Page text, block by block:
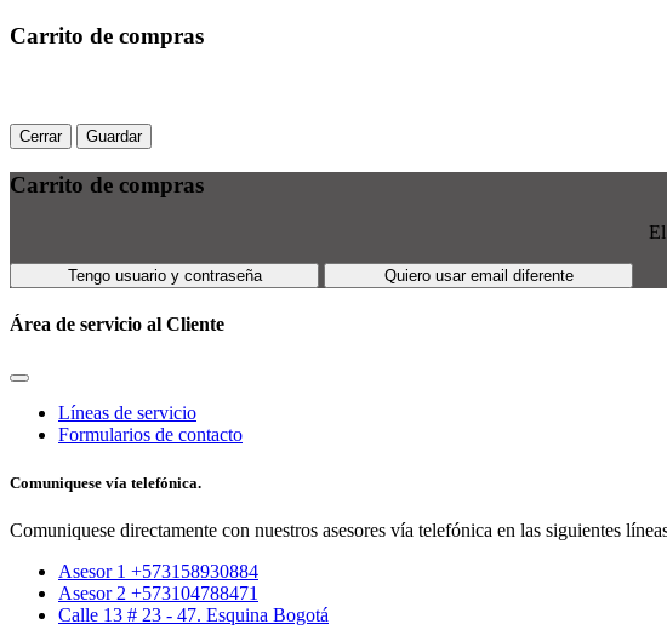
Carrito de compras
Cerrar Guardar
Carrito de compras
Tengo usuario y contraseña Quiero usar email diferente
Área de servicio al Cliente
Líneas de servicio
Formularios de contacto
Comuniquese vía telefónica.
Comuniquese directamente con nuestros asesores vía telefónica en las siguientes
Asesor 1 +573158930884
Asesor 2 +573104788471
Calle 13 # 23 - 47. Esquina Bogotá